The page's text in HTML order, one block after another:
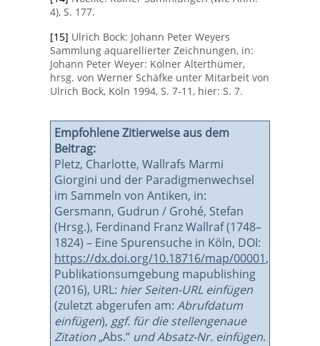
4), S. 177.
[15] Ulrich Bock: Johann Peter Weyers
Sammlung aquarellierter Zeichnungen, in:
Johann Peter Weyer: Kölner Alterthümer,
hrsg. von Werner Schäfke unter Mitarbeit von
Ulrich Bock, Köln 1994, S. 7-11, hier: S. 7.
Empfohlene Zitierweise aus dem
Beitrag:
Pletz, Charlotte, Wallrafs Marmi
Giorgini und der Paradigmenwechsel
im Sammeln von Antiken, in:
Gersmann, Gudrun / Grohé, Stefan
(Hrsg.), Ferdinand Franz Wallraf (1748–
1824) – Eine Spurensuche in Köln, DOI:
https://dx.doi.org/10.18716/map/00001,
Publikationsumgebung mapublishing
(2016), URL: hier Seiten-URL einfügen
(zuletzt abgerufen am: Abrufdatum
einfügen), ggf. für die stellengenaue
Zitation„Abs.“und Absatz-Nr. einfügen.